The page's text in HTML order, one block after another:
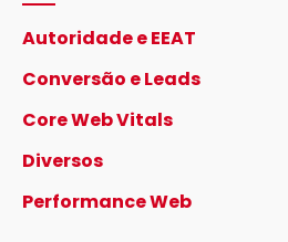
Autoridade e EEAT
Conversão e Leads
Core Web Vitals
Diversos
Performance Web